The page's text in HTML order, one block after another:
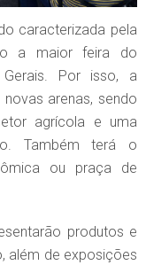
caracterizada pela
a maior feira do
Por isso, a
arenas, sendo
agrícola e uma
Também terá o
ou praça de
produtos e
além de exposições